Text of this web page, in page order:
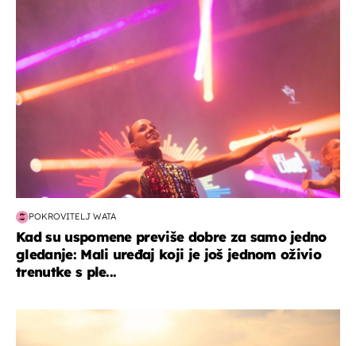
POKROVITELJ WATA
Kad su uspomene previše dobre za samo jedno
gledanje: Mali uređaj koji je još jednom oživio
trenutke s ple...